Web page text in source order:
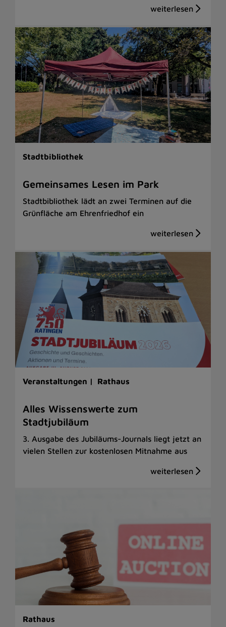
Stadtbibliothek
Gemeinsames Lesen im Park
Stadtbibliothek lädt an zwei Terminen auf die
Grünfläche am Ehrenfriedhof ein
Veranstaltungen | Rathaus
Alles Wissenswerte zum
Stadtjubiläum
3. Ausgabe des Jubiläums-Journals liegt jetzt an
vielen Stellen zur kostenlosen Mitnahme aus
Rathaus